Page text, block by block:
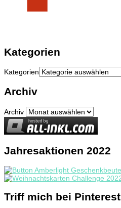
Kategorien
Kategorien
Archiv
Archiv
Jahresaktionen 2022
Triff mich bei Pinterest